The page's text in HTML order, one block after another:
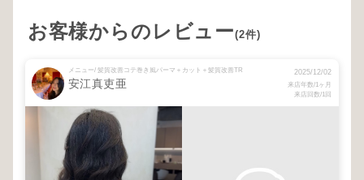
お客様からのレビュー(2件)
メニュー/ 髪質改善コテ巻き風パーマ＋カット＋髪質改善TR
安江真吏亜
2025/12/02
来店年数/1ヶ月
来店回数/1回